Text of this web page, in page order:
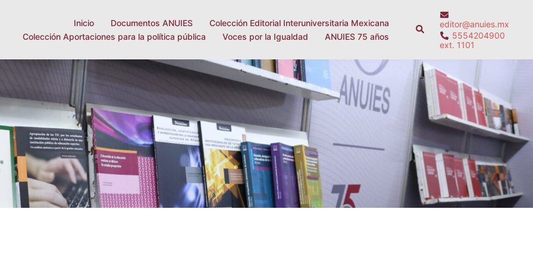
Inicio Documentos ANUIES
Colección Editorial Interuniversitaria Mexicana
Colección Aportaciones para la política pública
Voces por la Igualdad ANUIES 75 años
Searcheditor@anuies.mx
5554204900
ext. 1101